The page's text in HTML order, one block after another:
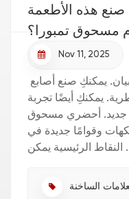
صنع هذه الأطعمة
مسحوق تمبورا؟
Nov 11, 2025
يمكنكِ أيضًا تجربة
جديد. أحضري مسحوق
وقوامًا جديدة في
الرئيسية يمكن